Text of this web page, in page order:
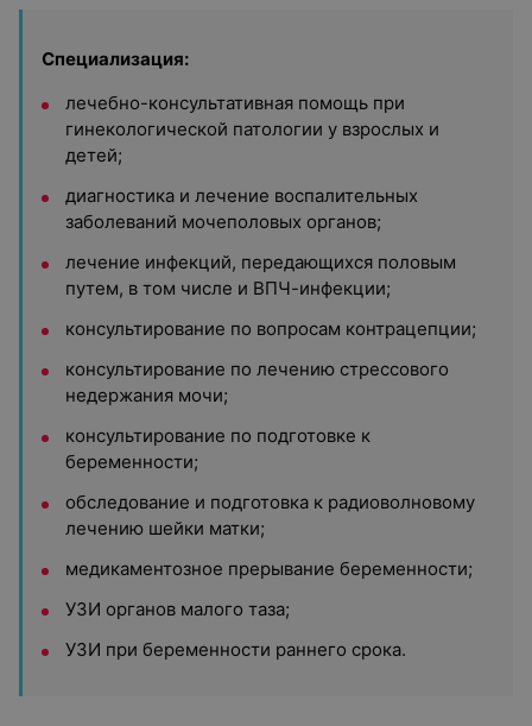
Специализация:
лечебно-консультативная помощь при
гинекологической патологии у взрослых и
детей;
диагностика и лечение воспалительных
заболеваний мочеполовых органов;
лечение инфекций, передающихся половым
путем, в том числе и ВПЧ-инфекции;
консультирование по вопросам контрацепции;
консультирование по лечению стрессового
недержания мочи;
консультирование по подготовке к
беременности;
обследование и подготовка к радиоволновому
лечению шейки матки;
медикаментозное прерывание беременности;
УЗИ органов малого таза;
УЗИ при беременности раннего срока.